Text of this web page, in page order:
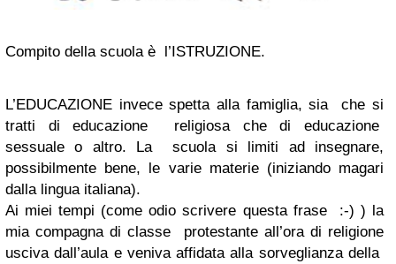
Compito della scuola è l’ISTRUZIONE.
L’EDUCAZIONE invece spetta alla famiglia, sia che si
tratti di educazione religiosa che di educazione
sessuale o altro. La scuola si limiti ad insegnare,
possibilmente bene, le varie materie (iniziando magari
dalla lingua italiana).
Ai miei tempi (come odio scrivere questa frase :-) ) la
mia compagna di classe protestante all’ora di religione
usciva dall’aula e veniva affidata alla sorveglianza della